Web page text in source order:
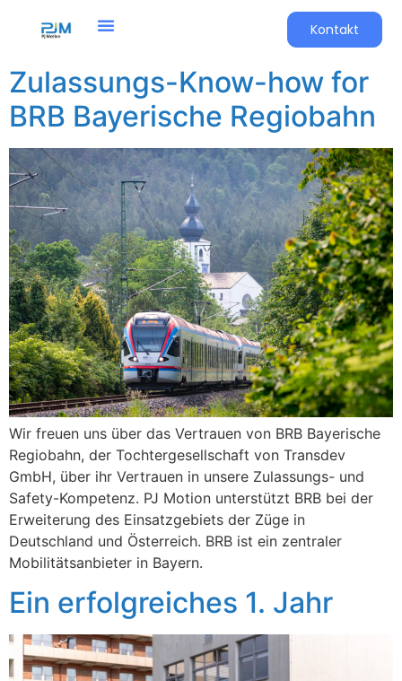
Kontakt
Zulassungs-Know-how for
BRB Bayerische Regiobahn
Wir freuen uns über das Vertrauen von BRB Bayerische
Regiobahn, der Tochtergesellschaft von Transdev
GmbH, über ihr Vertrauen in unsere Zulassungs- und
Safety-Kompetenz. PJ Motion unterstützt BRB bei der
Erweiterung des Einsatzgebiets der Züge in
Deutschland und Österreich. BRB ist ein zentraler
Mobilitätsanbieter in Bayern.
Ein erfolgreiches 1. Jahr